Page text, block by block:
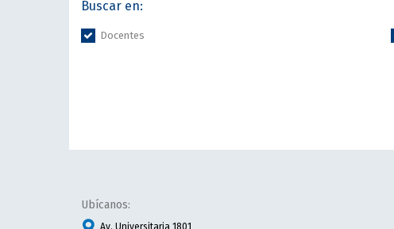
Buscar en:
Docentes
Ubícanos:
Av. Universitaria 1801